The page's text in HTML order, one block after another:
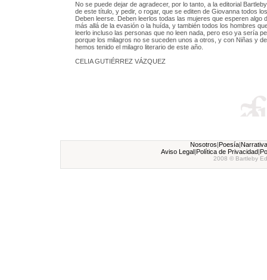
No se puede dejar de agradecer, por lo tanto, a la editorial
de este título, y pedir, o rogar, que se editen de Giovanna todos
Deben leerse. Deben leerlos todas las mujeres que esperen algo
más allá de la evasión o la huída, y también todos los hombres
leerlo incluso las personas que no leen nada, pero eso ya sería
porque los milagros no se suceden unos a otros, y con Niñas y
hemos tenido el milagro literario de este año.
CELIA GUTIÉRREZ VÁZQUEZ
Nosotros|Poesía|Narrativa
Aviso Legal|Política de Privacidad|
2008 © Bartleby